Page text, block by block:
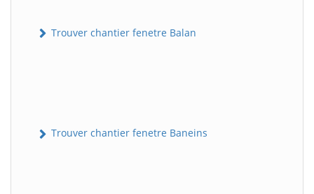
Trouver chantier fenetre Balan
Trouver chantier fenetre Baneins